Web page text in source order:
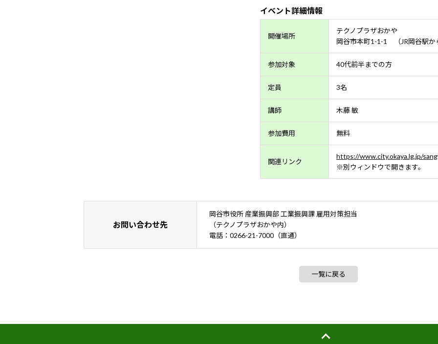
イベント詳細情報
開催場所
テクノプラザおかや
岡谷市本町1-1-1 （JR岡谷駅か
参加対象 40代前半までの方
定員 3名
講師 木藤 敏
参加費用 無料
関連リンク
https://www.city.okaya.lg.jp/
※別ウィンドウで開きます。
お問い合わせ先
岡谷市役所 産業振興部 工業振興課 雇用対策担当
（テクノプラザおかや内）
電話：0266-21-7000（直通）
一覧に戻る